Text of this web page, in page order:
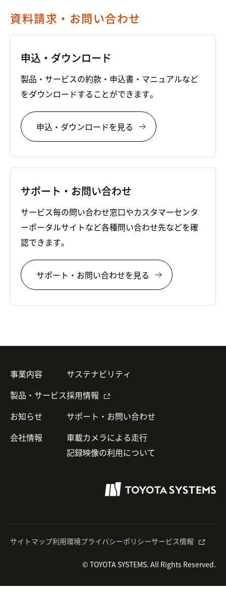
資料請求・お問い合わせ
申込・ダウンロード
製品・サービスの約款・申込書・マニュアルなど
をダウンロードすることができます。
申込・ダウンロードを見る
サポート・お問い合わせ
サービス毎の問い合わせ窓口やカスタマーセンタ
ーポータルサイトなど各種問い合わせ先などを確
認できます。
サポート・お問い合わせを見る
事業内容
製品・サービス
お知らせ
会社情報
サステナビリティ
採用情報
サポート・お問い合わせ
車載カメラによる走行
記録映像の利用について
サイトマップ利用環境プライバシーポリシーサービス情報
© TOYOTA SYSTEMS. All Rights Reserved.